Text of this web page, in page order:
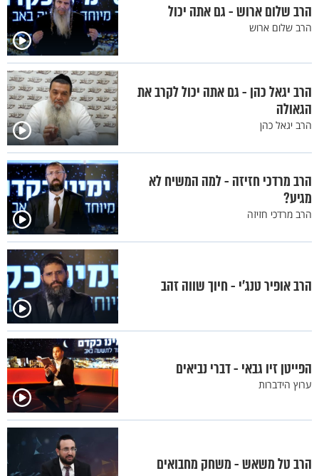
הרב שלום ארוש - גם אתה יכול
הרב שלום ארוש
הרב יגאל כהן - גם אתה יכול לקרב את
הגאולה
הרב יגאל כהן
הרב מרדכי חזיזה - למה המשיח לא
מגיע?
הרב מרדכי חזיזה
הרב אופיר טנג’י - חיוך שווה זהב
הפייטן זיו גבאי - דברי נביאים
ערוץ הידברות
הרב טל משאש - משחק מחבואים